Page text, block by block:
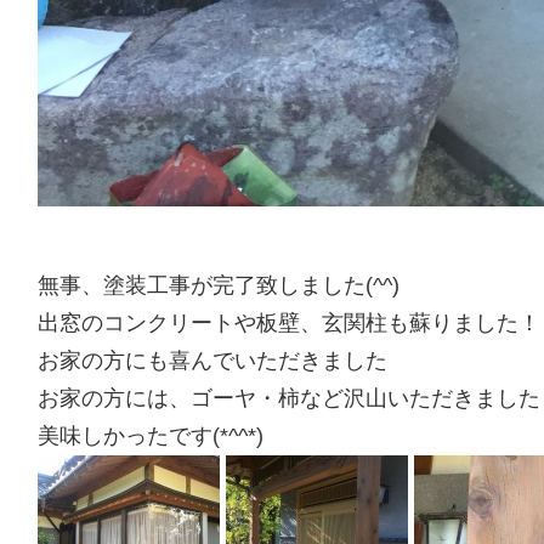
無事、塗装工事が完了致しました(^^)
出窓のコンクリートや板壁、玄関柱も蘇りました
お家の方にも喜んでいただきました
お家の方には、ゴーヤ・柿など沢山いただきまし
美味しかったです(*^^*)